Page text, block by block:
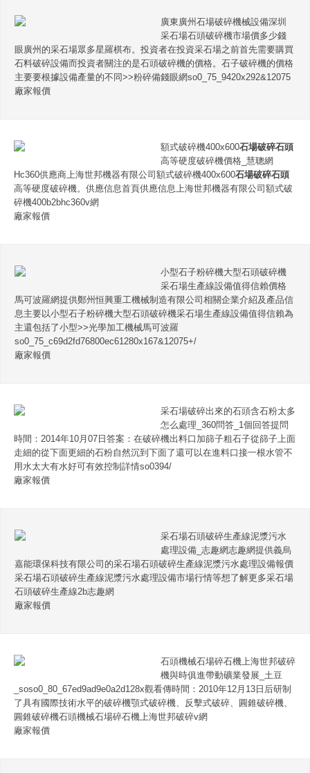
廣東廣州石場破碎機械設備深圳
采石場石頭破碎機市場價多少錢
眼廣州的采石場眾多星羅棋布。投資者在投資采石場之前首先需要購買
石料破碎設備而投資者關注的是石頭破碎機的價格。石子破碎機的價格
主要要根據設備產量的不同>>粉碎備錢眼網so0_75_9420x292&12075
廠家報價
額式破碎機400x600石場破碎石頭
高等硬度破碎機價格_慧聰網
Hc360供應商上海世邦機器有限公司額式破碎機400x600石場破碎石頭
高等硬度破碎機。供應信息首頁供應信息上海世邦機器有限公司額式破
碎機400b2bhc360v網
廠家報價
小型石子粉碎機大型石頭破碎機
采石場生產線設備值得信賴價格
馬可波羅網提供鄭州恒興重工機械制造有限公司相關企業介紹及產品信
息主要以小型石子粉碎機大型石頭破碎機采石場生產線設備值得信賴為
主還包括了小型>>光學加工機械馬可波羅
so0_75_c69d2fd76800ec61280x167&12075+/
廠家報價
采石場破碎出來的石頭含石粉太多
怎么處理_360問答_1個回答提問
時間：2014年10月07日答案：在破碎機出料口加篩子粗石子從篩子上面
走細的從下面更細的石粉自然沉到下面了還可以在進料口接一根水管不
用水太大有水好可有效控制詳情so0394/
廠家報價
采石場石頭破碎生產線泥漿污水
處理設備_志趣網志趣網提供義烏
嘉能環保科技有限公司的采石場石頭破碎生產線泥漿污水處理設備報價
采石場石頭破碎生產線泥漿污水處理設備市場行情等想了解更多采石場
石頭破碎生產線2b志趣網
廠家報價
石頭機械石場碎石機上海世邦破碎
機與時俱進帶動礦業發展_土豆
_soso0_80_67ed9ad9e0a2d128x觀看傳時間：2010年12月13日后研制
了具有國際技術水平的破碎機顎式破碎機、反擊式破碎、圓錐破碎機、
圓錐破碎機石頭機械石場碎石機上海世邦破碎v網
廠家報價